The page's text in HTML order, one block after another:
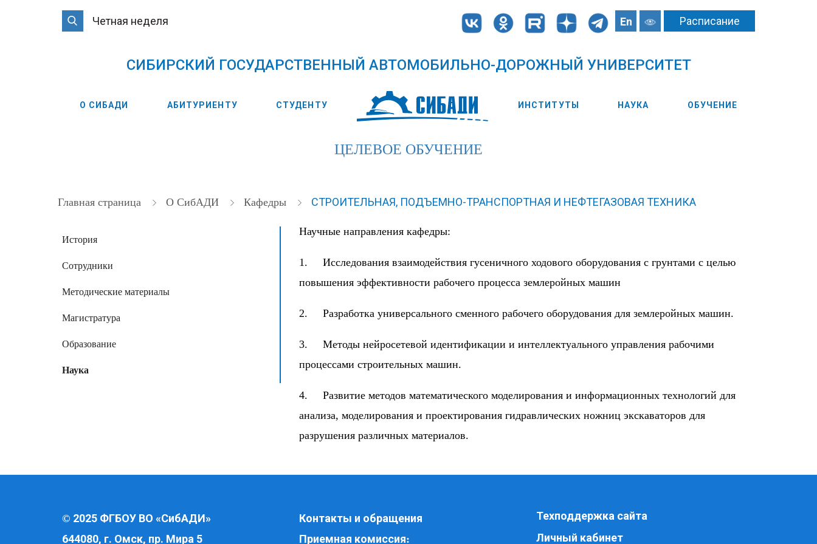
Четная неделя En Расписание
CИБИРСКИЙ ГОСУДАРСТВЕННЫЙ АВТОМОБИЛЬНО-ДОРОЖНЫЙ УНИВЕРСИТЕТ
О СИБАДИ АБИТУРИЕНТУ СТУДЕНТУ ИНСТИТУТЫ НАУКА ОБУЧЕНИЕ
ЦЕЛЕВОЕ ОБУЧЕНИЕ
Главная страница О СибАДИ Кафедры СТРОИТЕЛЬНАЯ, ПОДЪЕМНО-ТРАНСПОРТНАЯ И НЕФТЕГАЗОВАЯ ТЕХНИКА
История
Сотрудники
Методические материалы
Магистратура
Образование
Наука
Научные направления кафедры:
1. Исследования взаимодействия гусеничного ходового оборудования с грунтами с целью
повышения эффективности рабочего процесса землеройных машин
2. Разработка универсального сменного рабочего оборудования для землеройных машин.
3. Методы нейросетевой идентификации и интеллектуального управления рабочими
процессами строительных машин.
4. Развитие методов математического моделирования и информационных технологий для
анализа, моделирования и проектирования гидравлических ножниц экскаваторов для
разрушения различных материалов.
© 2025 ФГБОУ ВО «СибАДИ»
644080, г. Омск, пр. Мира 5
Контакты и обращения
Приемная комиссия:
Техподдержка сайта
Личный кабинет